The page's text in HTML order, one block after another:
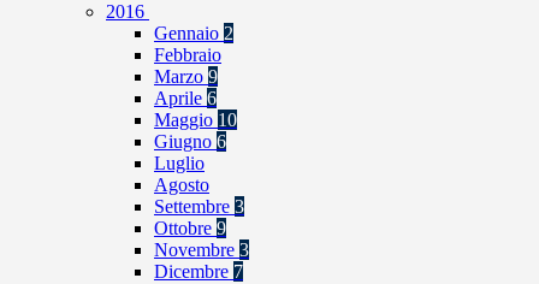
2016
Gennaio 2
Febbraio
Marzo 9
Aprile 6
Maggio 10
Giugno 6
Luglio
Agosto
Settembre 3
Ottobre 9
Novembre 3
Dicembre 7